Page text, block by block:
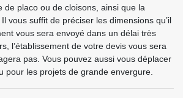
de placo ou de cloisons, ainsi que la
vous suffit de préciser les dimensions qu’il
vous sera envoyé dans un délai très
l’établissement de votre devis vous sera
pas. Vous pouvez aussi vous déplacer
pour les projets de grande envergure.